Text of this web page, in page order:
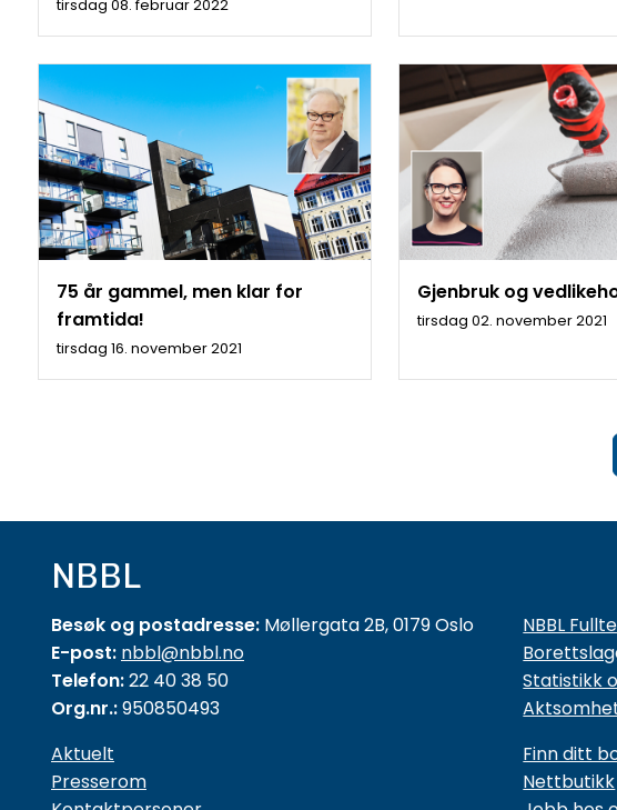
tirsdag 08. februar 2022
75 år gammel, men klar for
framtida!
tirsdag 16. november 2021
Gjenbruk og
tirsdag 02. november 2021
NBBL
Besøk og postadresse: Møllergata 2B, 0179 Oslo
E-post: nbbl@nbbl.no
Telefon:22 40 38 50
Org.nr.:950850493
Aktuelt
Presserom
NBBL
Statistikk
Finn ditt
Nettbutikk